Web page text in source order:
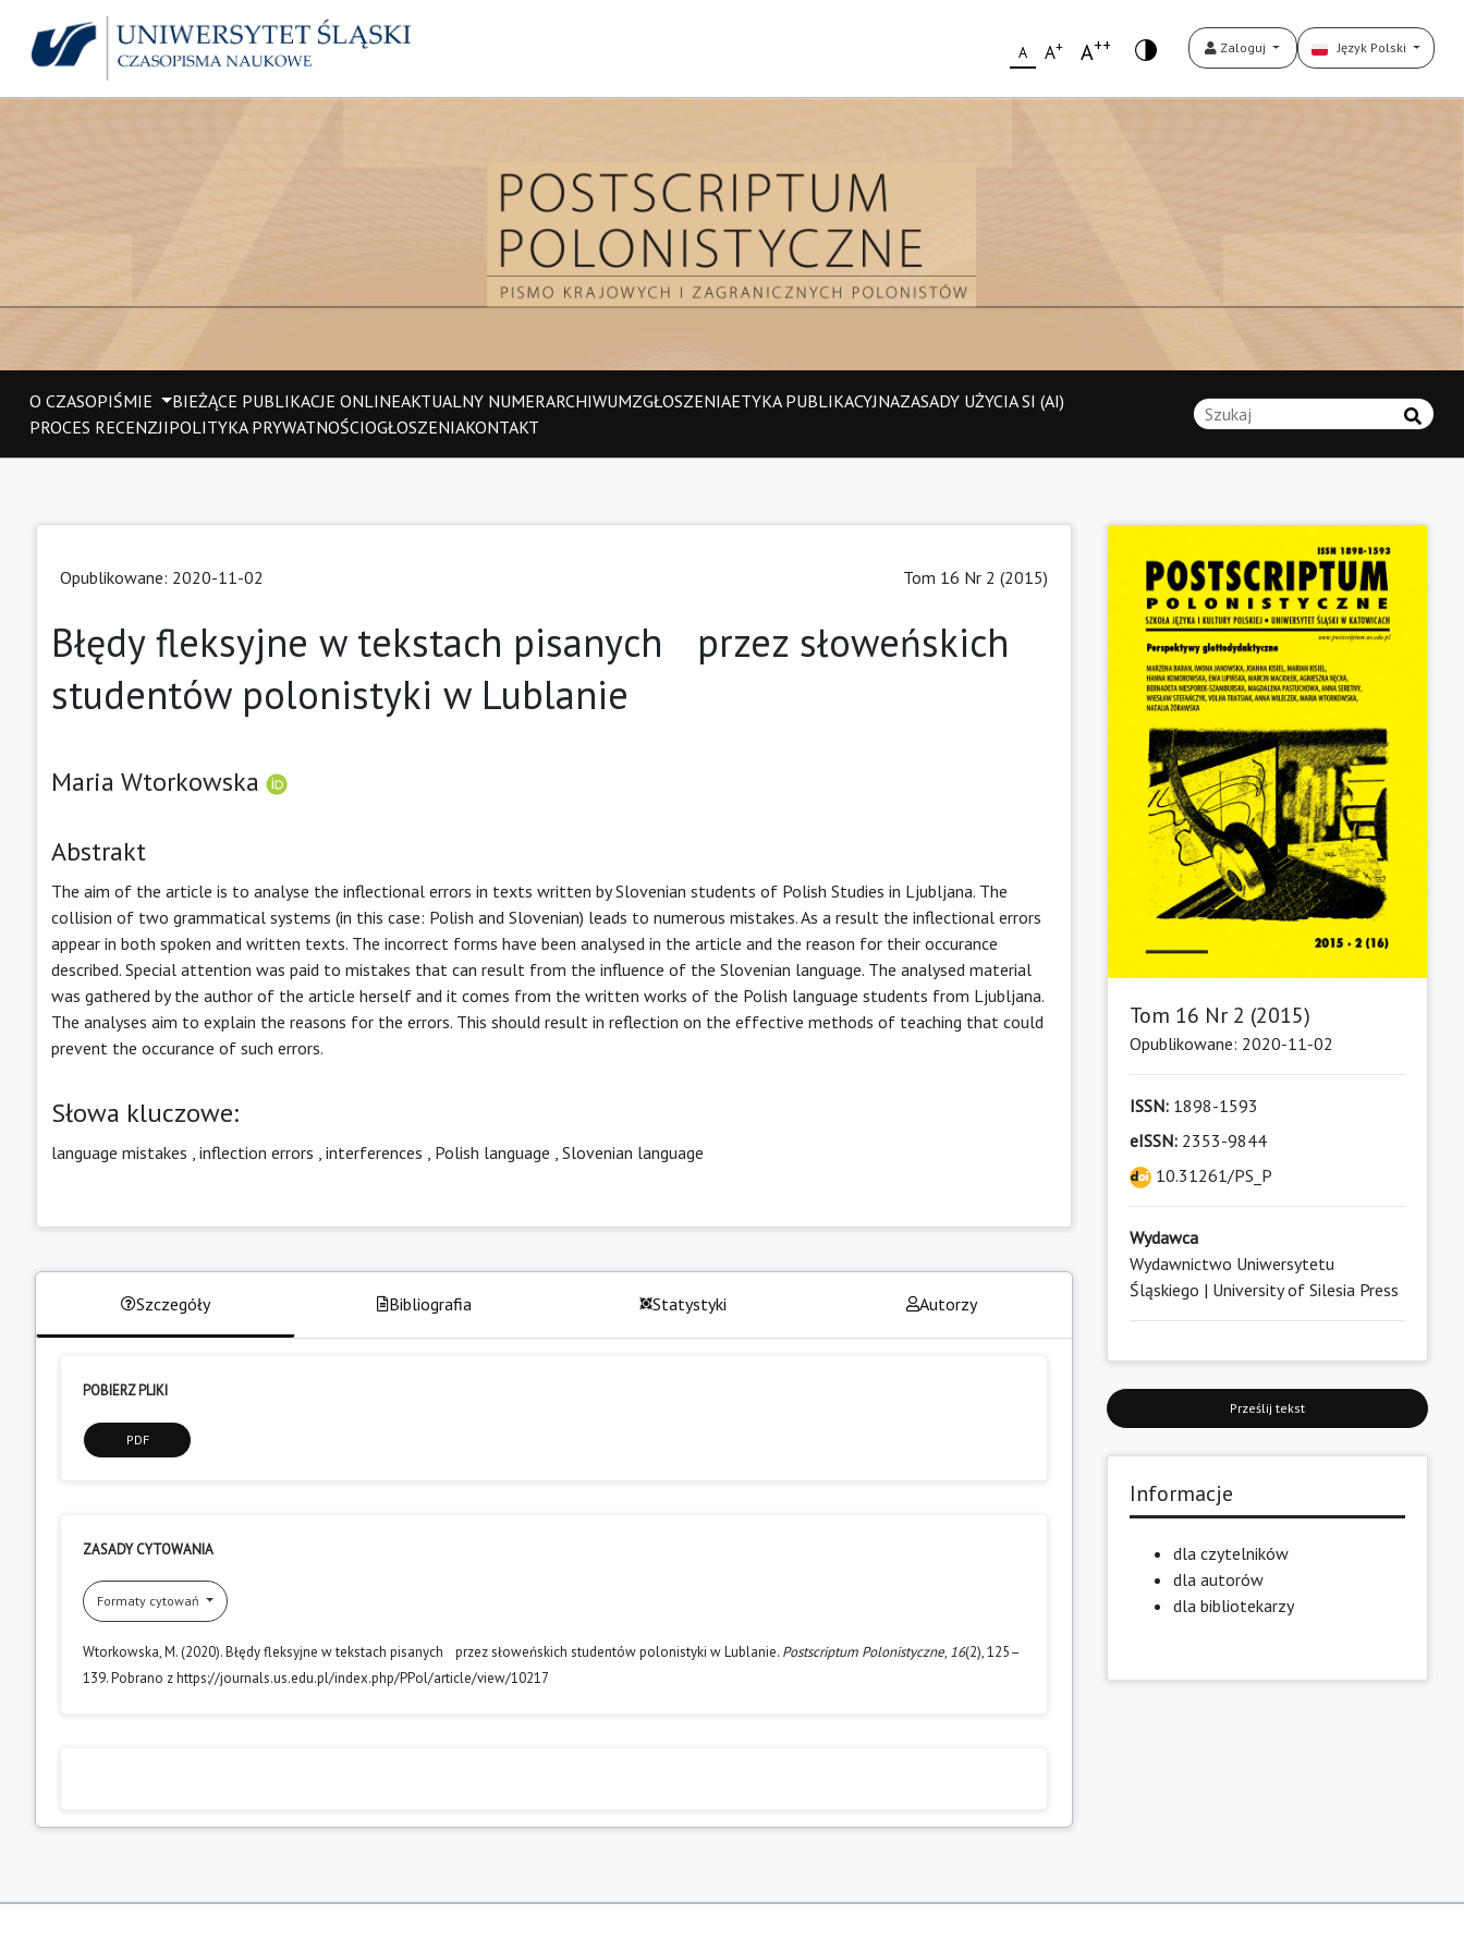
A A+ A++ Zaloguj Język Polski
O CZASOPIŚMIE BIEŻĄCE PUBLIKACJE ONLINEAKTUALNY NUMERARCHIWUMZGŁOSZENIAETYKA PUBLIKACYJNAZASADY UŻYCIA SI (AI)
PROCES RECENZJIPOLITYKA PRYWATNOŚCIOGŁOSZENIAKONTAKT
Opublikowane: 2020-11-02 Tom 16 Nr 2 (2015)
Błędy fleksyjne w tekstach pisanych przez słoweńskich
studentów polonistyki w Lublanie
Maria Wtorkowska
Abstrakt
The aim of the article is to analyse the inflectional errors in texts written by Slovenian students of Polish Studies in Ljubljana. The
collision of two grammatical systems (in this case: Polish and Slovenian) leads to numerous mistakes. As a result the inflectional errors
appear in both spoken and written texts. The incorrect forms have been analysed in the article and the reason for their occurance
described. Special attention was paid to mistakes that can result from the influence of the Slovenian language. The analysed material
was gathered by the author of the article herself and it comes from the written works of the Polish language students from Ljubljana.
The analyses aim to explain the reasons for the errors. This should result in reflection on the effective methods of teaching that could
prevent the occurance of such errors.
Słowa kluczowe:
language mistakes inflection errors interferences Polish language Slovenian language
Szczegóły Bibliografia Statystyki Autorzy
POBIERZ PLIKI
PDF
ZASADY CYTOWANIA
Formaty cytowań
Wtorkowska, M. (2020). Błędy fleksyjne w tekstach pisanych przez słoweńskich studentów polonistyki w Lublanie. Postscriptum Polonistyczne, 16(2), 125–
139. Pobrano z https://journals.us.edu.pl/index.php/PPol/article/view/10217
Tom 16 Nr 2 (2015)
Opublikowane: 2020-11-02
ISSN:1898-1593
eISSN:2353-9844
10.31261/PS_P
Wydawca
Wydawnictwo Uniwersytetu
Śląskiego | University of Silesia Press
Prześlij tekst
Informacje
dla czytelników
dla autorów
dla bibliotekarzy